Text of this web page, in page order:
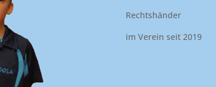
Rechtshänder
im Verein seit 2019